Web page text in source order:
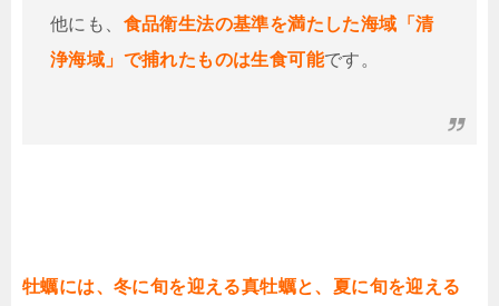
他にも、 食品衛生法の基準を満たした海域「清
浄海域」で捕れたものは生食可能です。
牡蠣には、冬に旬を迎える真牡蠣と、夏に旬を迎える